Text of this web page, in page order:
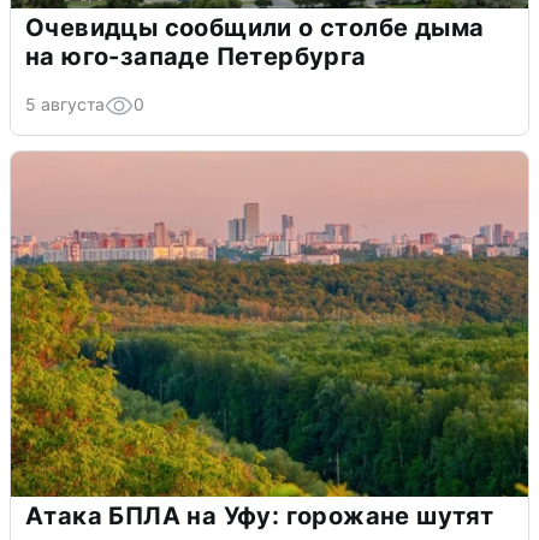
Очевидцы сообщили о столбе дыма
на юго-западе Петербурга
5 августа 0
Атака БПЛА на Уфу: горожане шутят